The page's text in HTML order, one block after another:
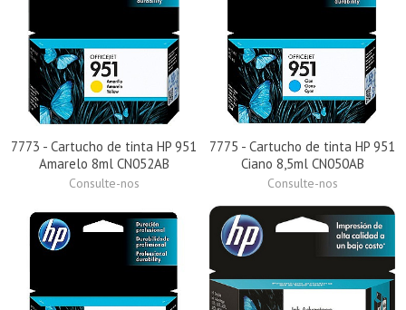
7773 - Cartucho de tinta HP 951
Amarelo 8ml CN052AB
Consulte-nos
7775 - Cartucho de tinta HP 951
Ciano 8,5ml CN050AB
Consulte-nos